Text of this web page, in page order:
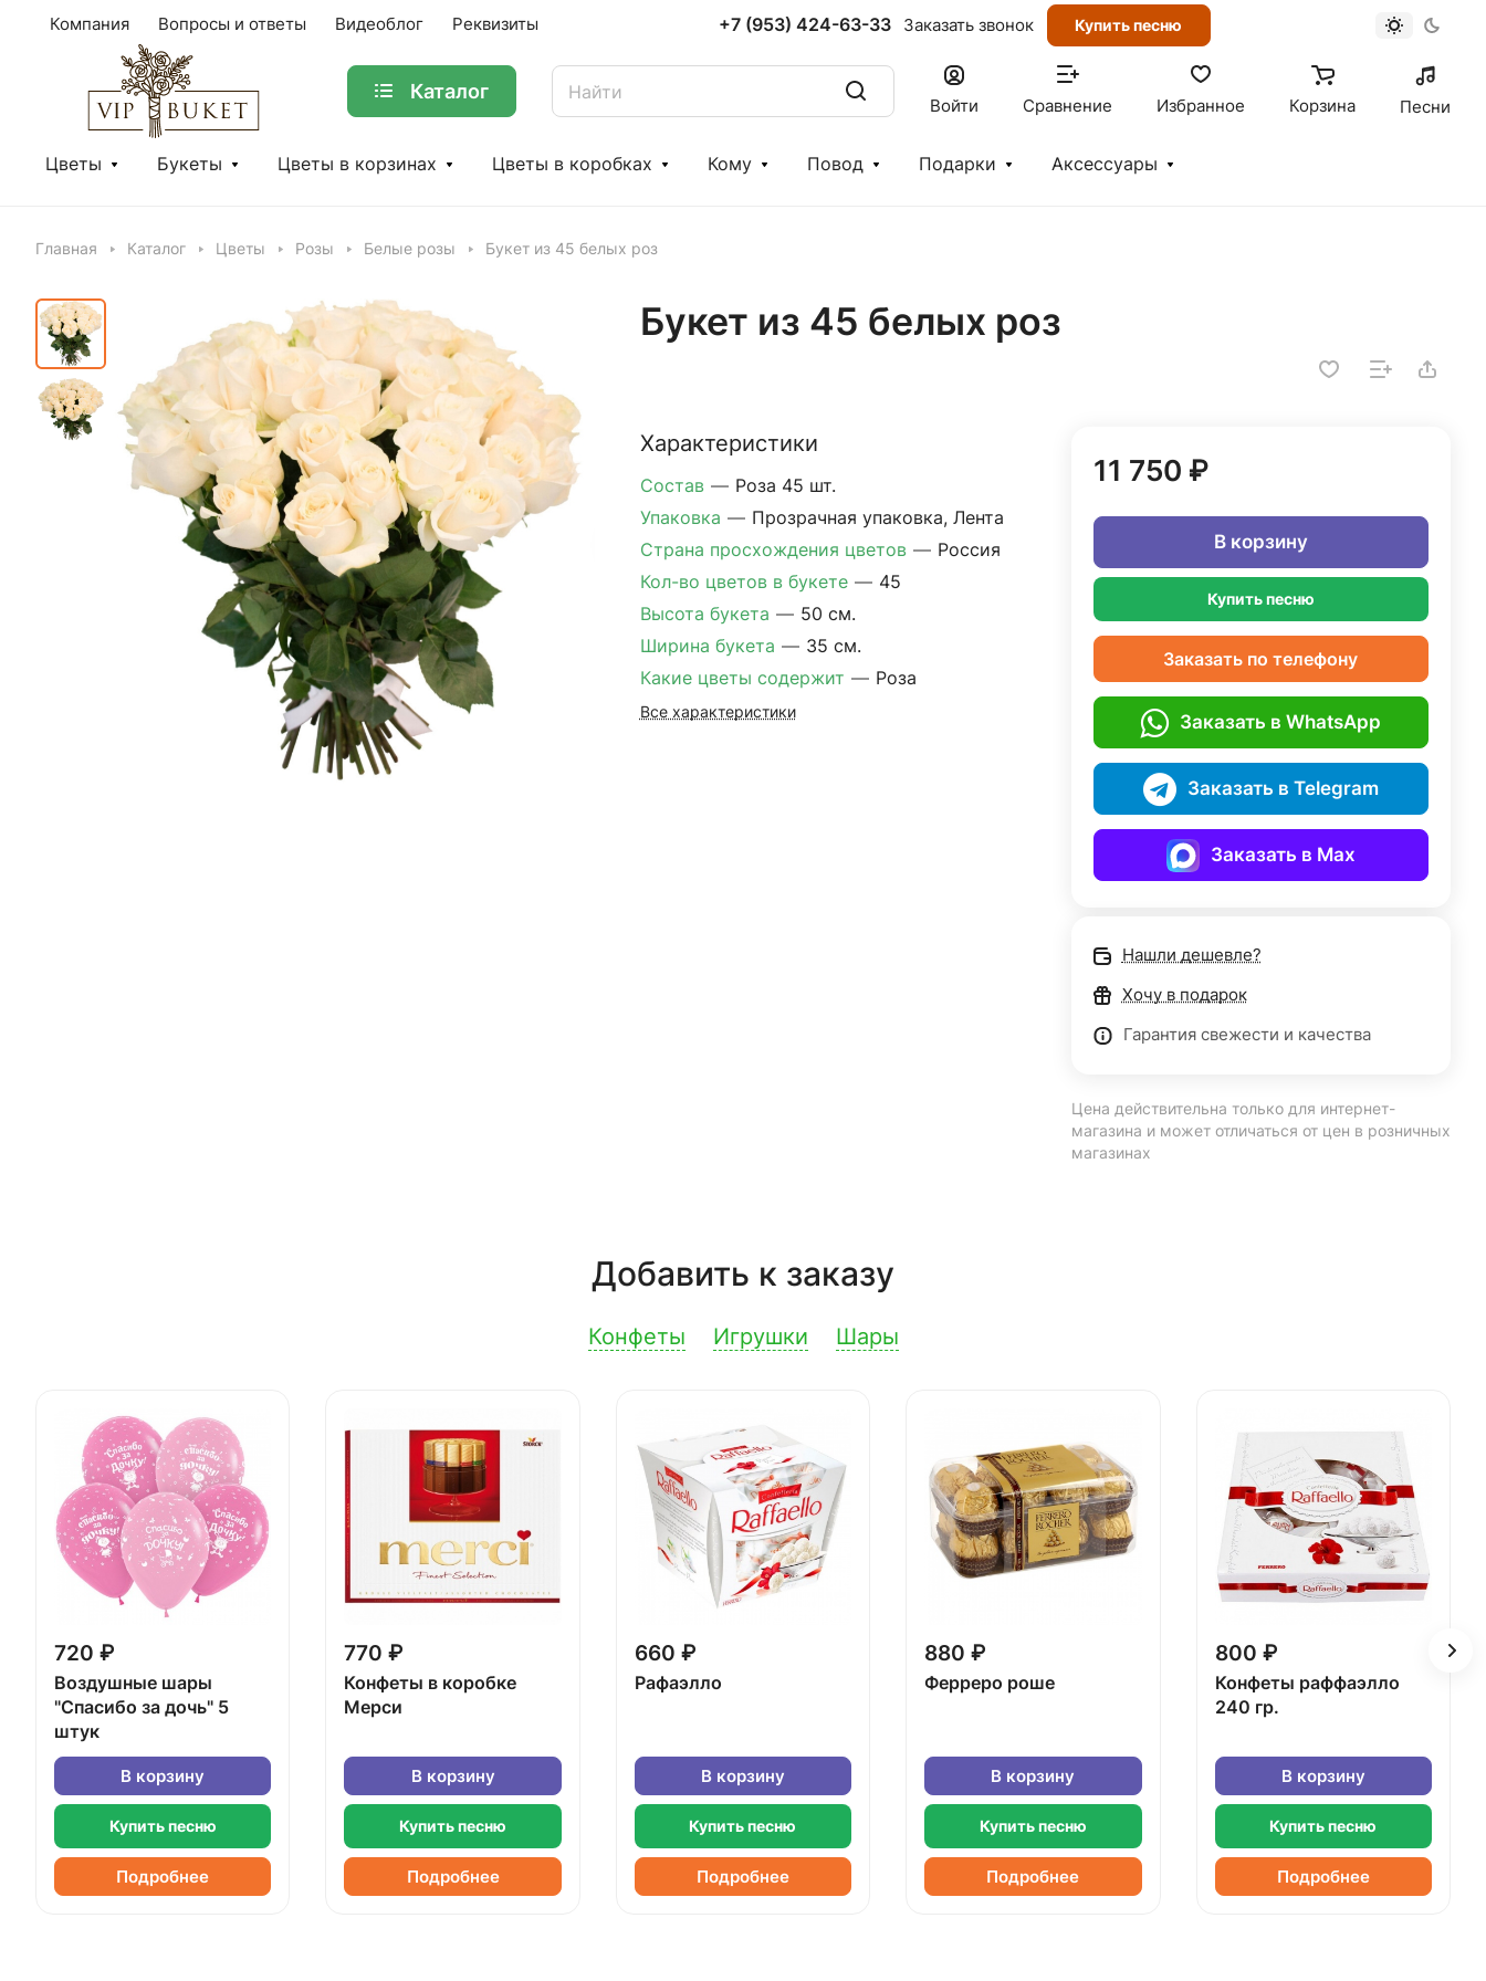
Компания Вопросы и ответы Видеоблог Реквизиты +7 (953) 424-63-33 Заказать звонок Купить песню
Каталог
Войти Сравнение Избранное Корзина Песни
Цветы Букеты Цветы в корзинах Цветы в коробках Кому Повод Подарки Аксессуары
Главная Каталог Цветы Розы Белые розы Букет из 45 белых роз
Букет из 45 белых роз
Характеристики
Состав — Роза 45 шт.
Упаковка — Прозрачная упаковка, Лента
Страна просхождения цветов — Россия
Кол-во цветов в букете — 45
Высота букета — 50 см.
Ширина букета — 35 см.
Какие цветы содержит — Роза
Все характеристики
11 750 ₽
В корзину
Купить песню
Заказать по телефону
Заказать в WhatsApp
Заказать в Telegram
Заказать в Max
Нашли дешевле?
Хочу в подарок
Гарантия свежести и качества
Цена действительна только для интернет-
магазина и может отличаться от цен в розничных
магазинах
Добавить к заказу
Конфеты Игрушки Шары
720 ₽
Воздушные шары
"Спасибо за дочь" 5
штук
В корзину
Купить песню
Подробнее
770 ₽
Конфеты в коробке
Мерси
В корзину
Купить песню
Подробнее
660 ₽
Рафаэлло
В корзину
Купить песню
Подробнее
880 ₽
Ферреро роше
В корзину
Купить песню
Подробнее
800 ₽
Конфеты раффаэлло
240 гр.
В корзину
Купить песню
Подробнее